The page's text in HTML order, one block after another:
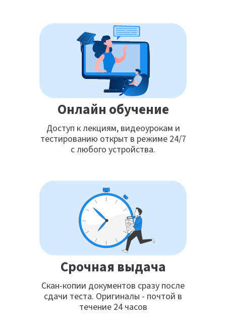
Онлайн обучение
Доступ к лекциям, видеоурокам и
тестированию открыт в режиме 24/7
с любого устройства.
Срочная выдача
Скан-копии документов сразу после
сдачи теста. Оригиналы - почтой в
течение 24 часов